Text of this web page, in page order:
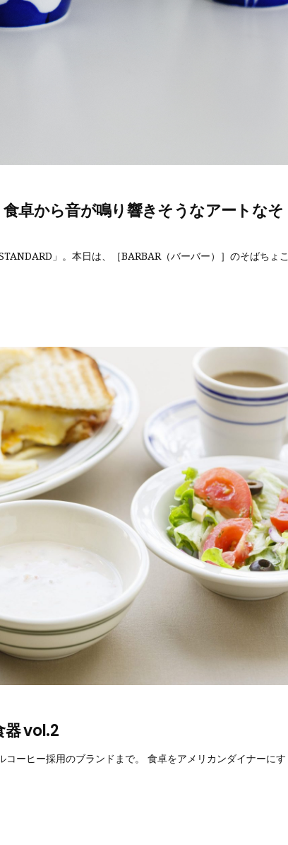
卓から音が鳴り響きそうなアートなそ
」。本日は、［BARBAR（バーバー）］のそばちょこ
器 vol.2
ーヒー採用のブランドまで。 食卓をアメリカンダイナーにす